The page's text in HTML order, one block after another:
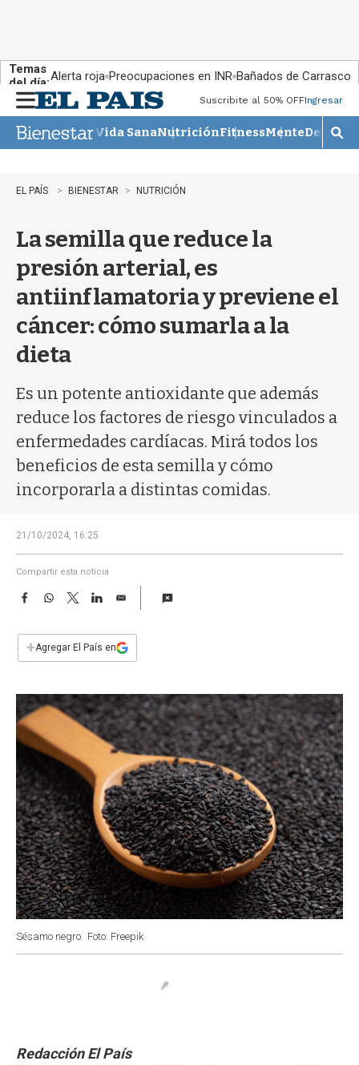
Temas
del día:Alerta roja Preocupaciones en INR Bañados de Carrasco
n
u
Suscribite al 50% OFFIngresar
Vida SanaNutriciónFitnessMente
M
o
q
EL PAÍS BIENESTAR NUTRICIÓN
La semilla que reduce la
presión arterial, es
antiinflamatoria y previene el
cáncer: cómo sumarla a la
dieta
Es un potente antioxidante que además
reduce los factores de riesgo vinculados a
enfermedades cardíacas. Mirá todos los
beneficios de esta semilla y cómo
incorporarla a distintas comidas.
21/10/2024, 16:25
Compartir esta noticia
F
e
b
k
W
s
p
T
w
t
L
n
E
i
l
+Agregar El País en
Sésamo negro. Foto: Freepik
Redacción El País